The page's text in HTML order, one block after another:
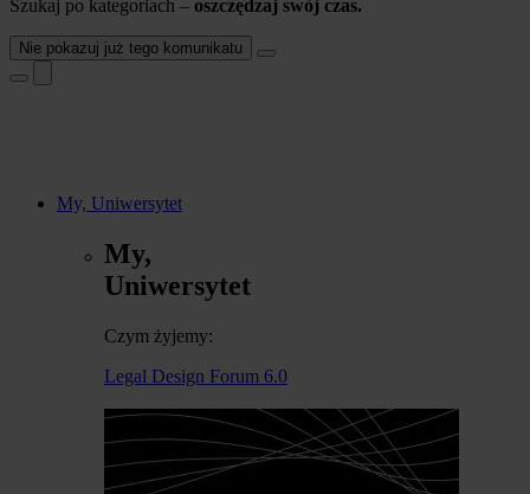
Szukaj po kategoriach – oszczędzaj swój czas.
Nie pokazuj już tego komunikatu
My, Uniwersytet
My,
Uniwersytet
Czym żyjemy:
Legal Design Forum 6.0